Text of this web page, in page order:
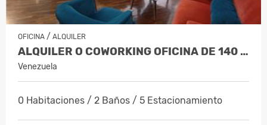
OFICINA / ALQUILER
ALQUILER O COWORKING OFICINA DE 140 M…
Venezuela
0 Habitaciones / 2 Baños / 5 Estacionamiento